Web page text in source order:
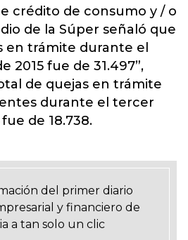
crédito de consumo y / o
de la Súper señaló que
en trámite durante el
2015 fue de 31.497”,
de quejas en trámite
durante el tercer
de 18.738.
del primer diario
y financiero de
a tan solo un clic